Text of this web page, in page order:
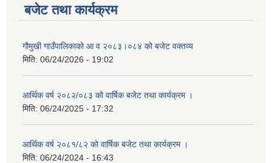
बजेट तथा कार्यक्रम
गौमुखी गाउँपालिकाको आ व २०८३।०८४ को बजेट वक्तव्य
मिति: 06/24/2026 - 19:02
आर्थिक वर्ष २०८२/०८३ को वार्षिक बजेट तथा कार्यक्रम ।
मिति: 06/24/2025 - 17:32
आर्थिक वर्ष २०८१/८२ को वार्षिक बजेट तथा कार्यक्रम ।
मिति: 06/24/2024 - 16:43